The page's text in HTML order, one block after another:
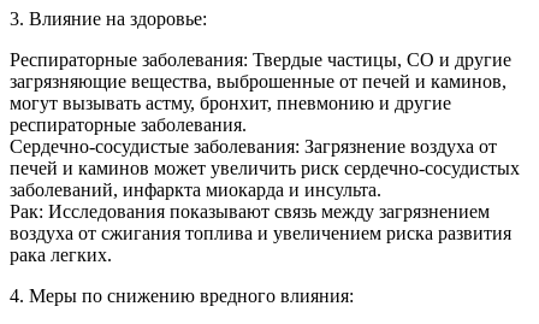
3. Влияние на здоровье:
Респираторные заболевания: Твердые частицы, CO и другие
загрязняющие вещества, выброшенные от печей и каминов,
могут вызывать астму, бронхит, пневмонию и другие
респираторные заболевания.
Сердечно-сосудистые заболевания: Загрязнение воздуха от
печей и каминов может увеличить риск сердечно-сосудистых
заболеваний, инфаркта миокарда и инсульта.
Рак: Исследования показывают связь между загрязнением
воздуха от сжигания топлива и увеличением риска развития
рака легких.
4. Меры по снижению вредного влияния: